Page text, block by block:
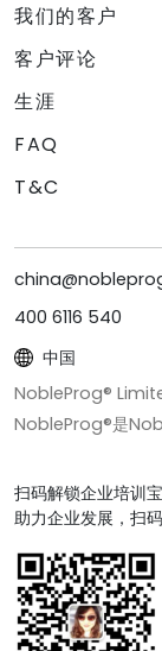
我们的客户
客户评论
生涯
FAQ
T&C
400 6116 540
中国
NobleProg®
NobleProg®是
扫码解锁企业培训
助力企业发展，扫